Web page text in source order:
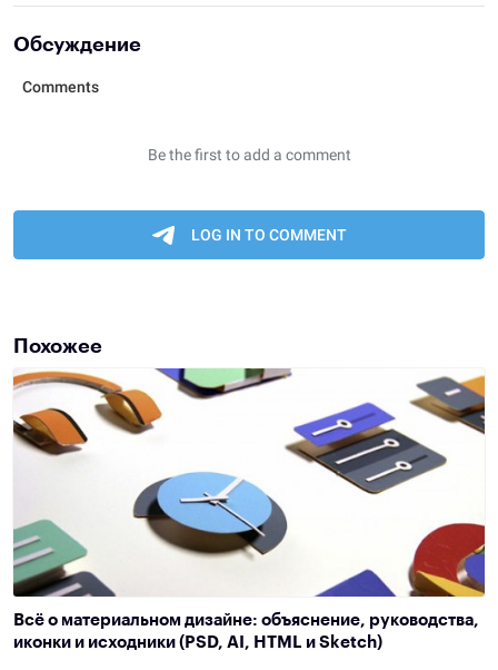
Обсуждение
Похожее
Всё о материальном дизайне: объяснение, руководства,
иконки и исходники (PSD, AI, HTML и Sketch)